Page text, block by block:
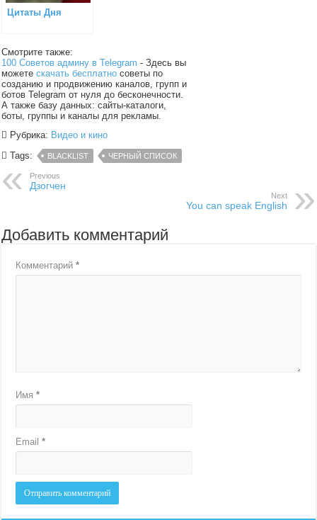
Цитаты Дня
Смотрите также:
100 Советов админу в Telegram - Здесь вы
можетескачать бесплатно советы по
созданию и продвижению каналов, групп и
ботов Telegram от нуля до бесконечности.
А также базу данных: сайты-каталоги,
боты, группы и каналы для рекламы.
Рубрика: Видео и кино
Tags:
BLACKLIST ЧЕРНЫЙ СПИСОК
Previous
Дзогчен
Next
You can speak English
Добавить комментарий
Комментарий*
Имя*
Email*